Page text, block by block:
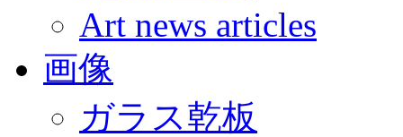
Art news articles
画像
ガラス乾板